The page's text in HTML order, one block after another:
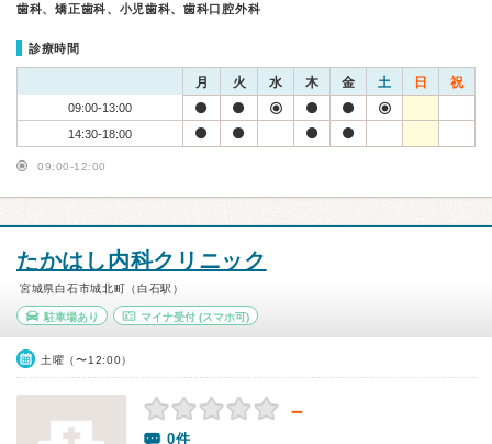
歯科、矯正歯科、小児歯科、歯科口腔外科
診療時間
月 火 水 木 金 土 日 祝
09:00-13:00
14:30-18:00
09:00-12:00
たかはし内科クリニック
宮城県白石市城北町（白石駅）
駐車場あり マイナ受付(スマホ可)
土曜（〜12:00）
－
0件